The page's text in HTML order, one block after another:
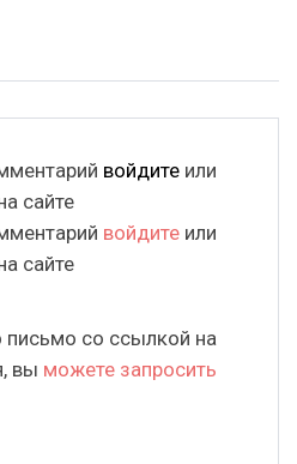
войдите или
сайте
войдите или
сайте
со ссылкой на
вы можете запросить